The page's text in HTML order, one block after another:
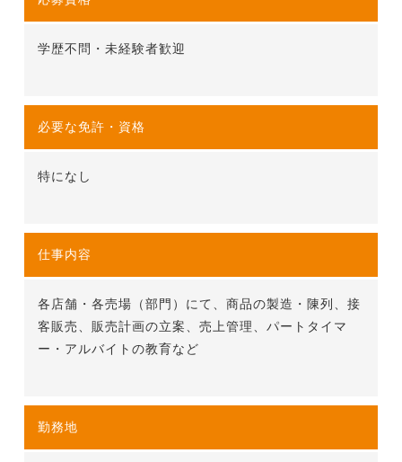
学歴不問・未経験者歓迎
必要な免許・資格
特になし
仕事内容
各店舗・各売場（部門）にて、商品の製造・陳列、接
客販売、販売計画の立案、売上管理、パートタイマ
ー・アルバイトの教育など
勤務地